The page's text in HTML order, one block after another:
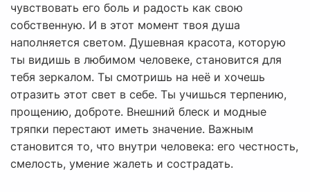
чувствовать его боль и радость как свою
собственную. И в этот момент твоя душа
наполняется светом. Душевная красота, которую
ты видишь в любимом человеке, становится для
тебя зеркалом. Ты смотришь на неё и хочешь
отразить этот свет в себе. Ты учишься терпению,
прощению, доброте. Внешний блеск и модные
тряпки перестают иметь значение. Важным
становится то, что внутри человека: его честность,
смелость, умение жалеть и сострадать.